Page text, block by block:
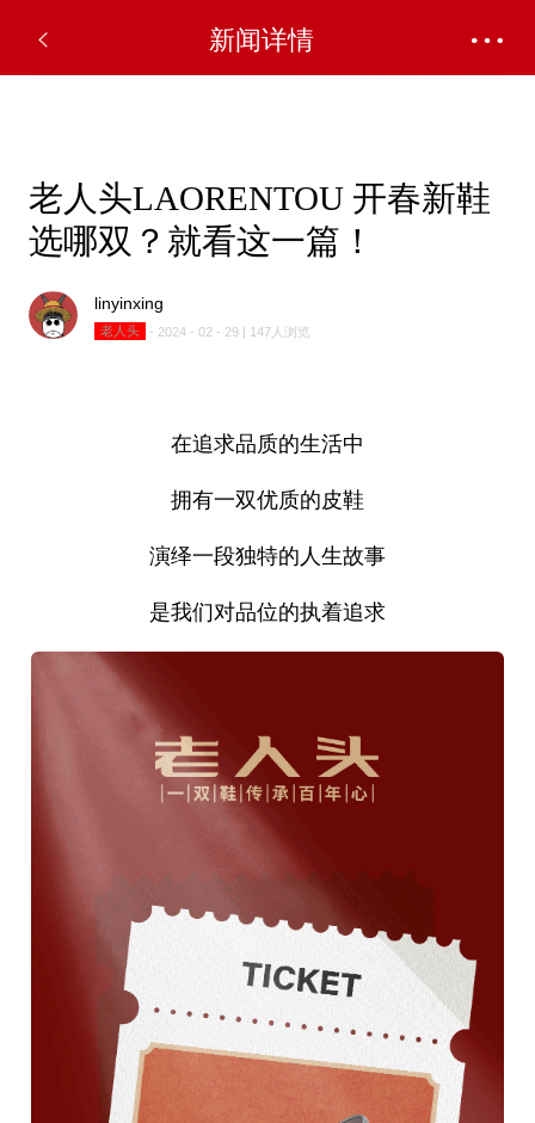
新闻详情
老人头LAORENTOU 开春新鞋
选哪双？就看这一篇！
linyinxing
老人头 - 2024 - 02 - 29 | 147人浏览
在追求品质的生活中
拥有一双优质的皮鞋
演绎一段独特的人生故事
是我们对品位的执着追求